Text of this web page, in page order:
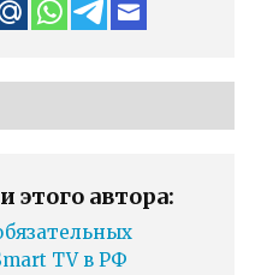
этого автора:
TV в РФ